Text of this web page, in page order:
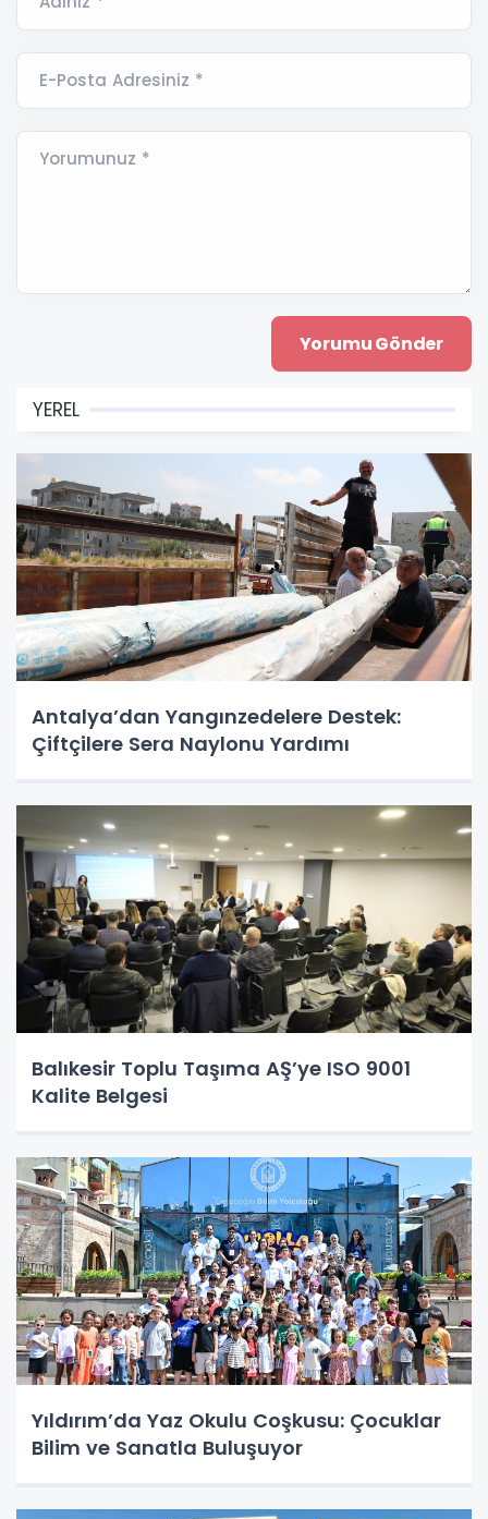
E-Posta Adresiniz *
Yorumunuz *
YEREL
Antalya’dan Yangınzedelere Destek:
Çiftçilere Sera Naylonu Yardımı
Balıkesir Toplu Taşıma AŞ’ye ISO 9001
Kalite Belgesi
Yıldırım’da Yaz Okulu Coşkusu: Çocuklar
Bilim ve Sanatla Buluşuyor